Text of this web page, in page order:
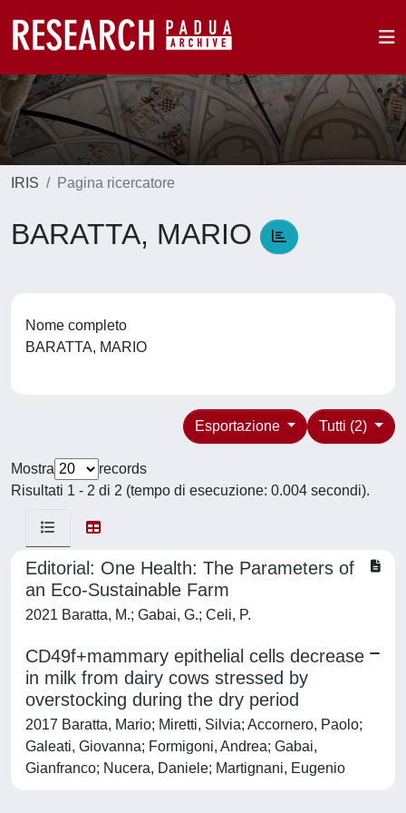
IRIS Pagina ricercatore
BARATTA, MARIO
Nome completo
BARATTA, MARIO
Tutti (2)
Esportazione
Mostra
records
Risultati 1 - 2 di 2 (tempo di esecuzione: 0.004 secondi).
Editorial: One Health: The Parameters of
an Eco-Sustainable Farm
2021 Baratta, M.; Gabai, G.; Celi, P.
CD49f+mammary epithelial cells decrease
in milk from dairy cows stressed by
overstocking during the dry period
2017 Baratta, Mario; Miretti, Silvia; Accornero, Paolo;
Galeati, Giovanna; Formigoni, Andrea; Gabai,
Gianfranco; Nucera, Daniele; Martignani, Eugenio